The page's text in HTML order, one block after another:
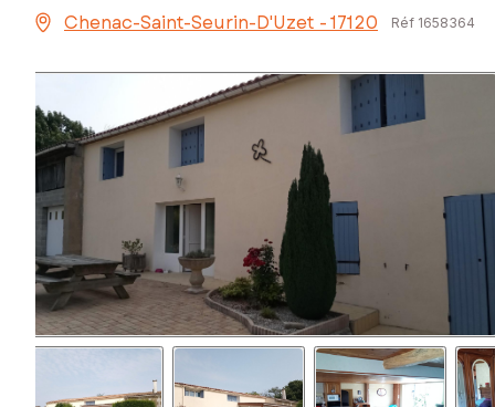
Chenac-Saint-Seurin-D'Uzet - 17120 Réf 1658364